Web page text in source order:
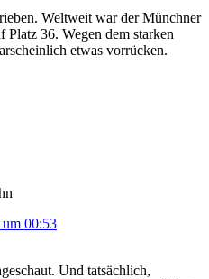
Weltweit war der Münchner
Platz 36. Wegen dem starken
etwas vorrücken.
00:53
Und tatsächlich,